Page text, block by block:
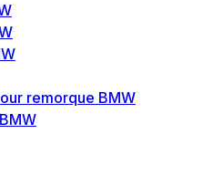
remorque BMW